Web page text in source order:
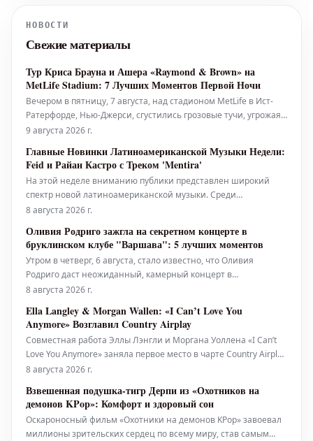
НОВОСТИ
Свежие материалы
Тур Криса Брауна и Ашера «Raymond & Brown» на
MetLife Stadium: 7 Лучших Моментов Первой Ночи
Вечером в пятницу, 7 августа, над стадионом MetLife в Ист-
Ратерфорде, Нью-Джерси, сгустились грозовые тучи, угрожая
сорвать выступление Криса Брауна и Ашера в рамках их тура
Чемпионат мира по футболу 2026, было залито проливным
дождем, с
9 августа 2026 г.
Главные Новинки Латиноамериканской Музыки Недели:
Feid и Райан Кастро с Треком 'Mentira'
На этой неделе вниманию публики представлен широкий
спектр новой латиноамериканской музыки. Среди
рекомендованных редакторами Billboard Latin и Billboard
'Yo Era Poesía' от Алехандро Санса и Эдена Муньоса, 'Verano
En La Ciudad' о
8 августа 2026 г.
Оливия Родриго зажгла на секретном концерте в
бруклинском клубе "Варшава": 5 лучших моментов
Утром в четверг, 6 августа, стало известно, что Оливия
Родриго даст неожиданный, камерный концерт в
бруклинском клубе "Варшава" – панк-площадке в стиле
около 1100 человек – тем же вечером. Менее чем за 30 минут
очередь за билетами, к
8 августа 2026 г.
Ella Langley & Morgan Wallen: «I Can’t Love You
Anymore» Возглавил Country Airplay
Совместная работа Эллы Лэнгли и Моргана Уоллена «I Can’t
Love You Anymore» заняла первое место в чарте Country Airplay
всего за 15 недель. Для Лэнгли это пятый, а для Уоллена —
набрала 33,4 миллиона прослушиваний в период с 31 июля
по 6 ав
8 августа 2026 г.
Взвешенная подушка-тигр Дерпи из «Охотников на
демонов KPop»: Комфорт и здоровый сон
Оскароносный фильм «Охотники на демонов KPop» завоевал
миллионы зрительских сердец по всему миру, став самым